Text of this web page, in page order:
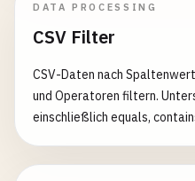
DATA PROCESSING
CSV Filter
CSV-Daten nach
und Operatoren filtern.
einschließlich equals,